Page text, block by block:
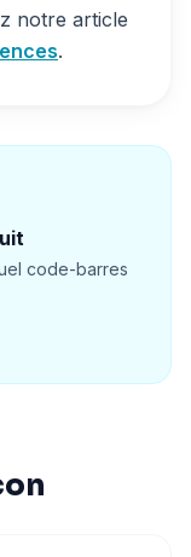
notre article
.
code-barres